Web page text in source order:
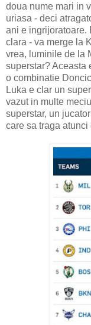
doua nume mari in
uriasa - deci
ani e ingrijoratoare.
clara - va merge la
vrea, luminile de la
superstar? Aceasta
o combinatie
Luka e clar un
vazut in multe
superstar, un
care sa traga